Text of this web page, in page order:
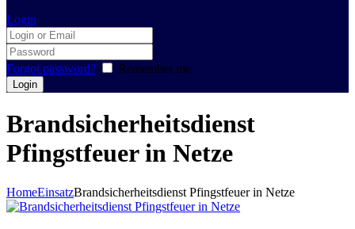
Login
Forgot password? Remember me
Brandsicherheitsdienst
Pfingstfeuer in Netze
HomeEinsatzBrandsicherheitsdienst Pfingstfeuer in Netze